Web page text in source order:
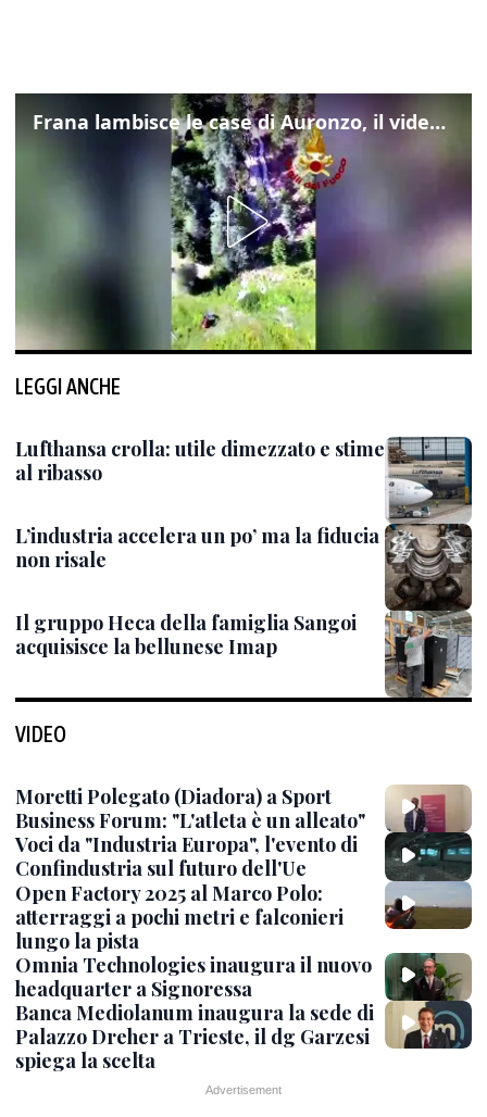
Frana lambisce le case di Auronzo, il video dall'elicottero dei vigili del fuoco
LEGGI ANCHE
Lufthansa crolla: utile dimezzato e stime
al ribasso
L’industria accelera un po’ ma la fiducia
non risale
Il gruppo Heca della famiglia Sangoi
acquisisce la bellunese Imap
VIDEO
Moretti Polegato (Diadora) a Sport
Business Forum: "L'atleta è un alleato"
Voci da "Industria Europa", l'evento di
Confindustria sul futuro dell'Ue
Open Factory 2025 al Marco Polo:
atterraggi a pochi metri e falconieri
lungo la pista
Omnia Technologies inaugura il nuovo
headquarter a Signoressa
Banca Mediolanum inaugura la sede di
Palazzo Dreher a Trieste, il dg Garzesi
spiega la scelta